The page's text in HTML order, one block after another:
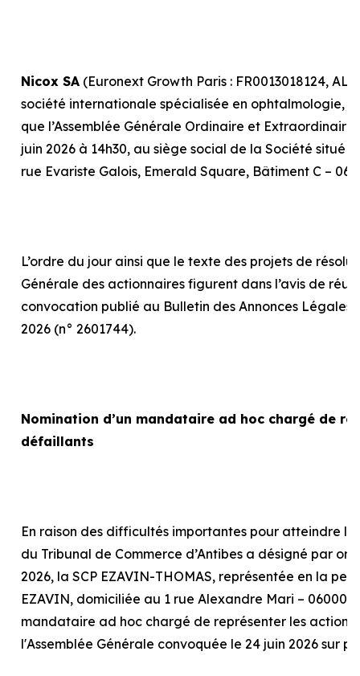
Nicox SA (Euronext Growth Paris : FR0013018124,
société internationale spécialisée en ophtalmologie,
que l’Assemblée Générale Ordinaire et
juin 2026 à 14h30, au siège social de la Société situé
rue Evariste Galois, Emerald Square, Bâtiment C –
L’ordre du jour ainsi que le texte des projets de
Générale des actionnaires figurent dans l’avis de
convocation publié au Bulletin des Annonces Légales
2026 (n° 2601744).
Nomination d’un mandataire ad hoc chargé de
défaillants
En raison des difficultés importantes pour atteindre le
du Tribunal de Commerce d’Antibes a désigné par
2026, la SCP EZAVIN-THOMAS, représentée en la
EZAVIN, domiciliée au 1 rue Alexandre Mari – 06000
mandataire ad hoc chargé de représenter les
l'Assemblée Générale convoquée le 24 juin 2026 sur